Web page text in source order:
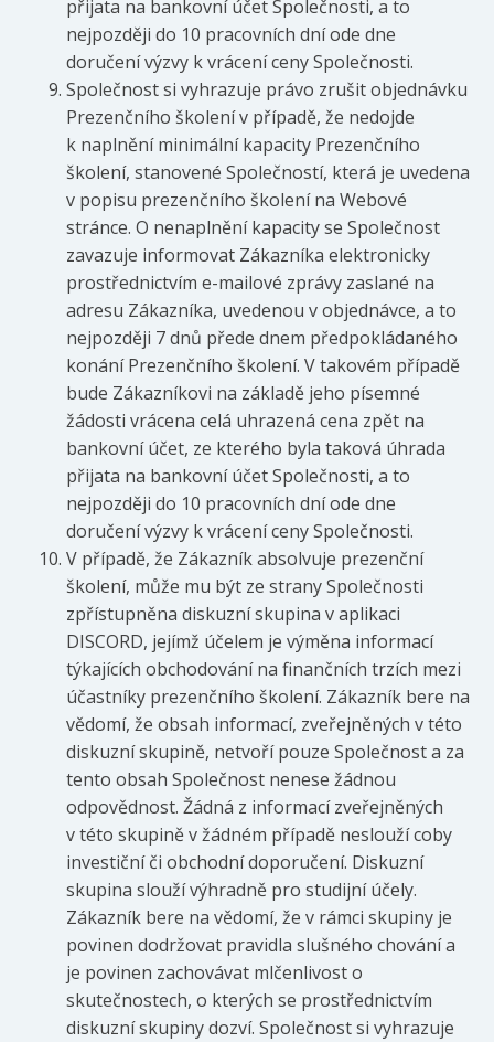
přijata na bankovní účet Společnosti, a to
nejpozději do 10 pracovních dní ode dne
doručení výzvy k vrácení ceny Společnosti.
Společnost si vyhrazuje právo zrušit objednávku
Prezenčního školení v případě, že nedojde
k naplnění minimální kapacity Prezenčního
školení, stanovené Společností, která je uvedena
v popisu prezenčního školení na Webové
stránce. O nenaplnění kapacity se Společnost
zavazuje informovat Zákazníka elektronicky
prostřednictvím e-mailové zprávy zaslané na
adresu Zákazníka, uvedenou v objednávce, a to
nejpozději 7 dnů přede dnem předpokládaného
konání Prezenčního školení. V takovém případě
bude Zákazníkovi na základě jeho písemné
žádosti vrácena celá uhrazená cena zpět na
bankovní účet, ze kterého byla taková úhrada
přijata na bankovní účet Společnosti, a to
nejpozději do 10 pracovních dní ode dne
doručení výzvy k vrácení ceny Společnosti.
V případě, že Zákazník absolvuje prezenční
školení, může mu být ze strany Společnosti
zpřístupněna diskuzní skupina v aplikaci
DISCORD, jejímž účelem je výměna informací
týkajících obchodování na finančních trzích mezi
účastníky prezenčního školení. Zákazník bere na
vědomí, že obsah informací, zveřejněných v této
diskuzní skupině, netvoří pouze Společnost a za
tento obsah Společnost nenese žádnou
odpovědnost. Žádná z informací zveřejněných
v této skupině v žádném případě neslouží coby
investiční či obchodní doporučení. Diskuzní
skupina slouží výhradně pro studijní účely.
Zákazník bere na vědomí, že v rámci skupiny je
povinen dodržovat pravidla slušného chování a
je povinen zachovávat mlčenlivost o
skutečnostech, o kterých se prostřednictvím
diskuzní skupiny dozví. Společnost si vyhrazuje